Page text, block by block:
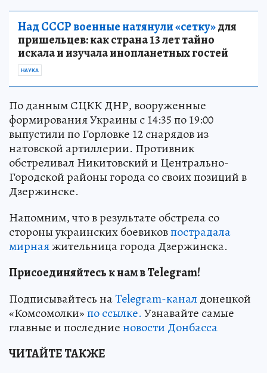
Над СССР военные натянули «сетку»для
пришельцев: как страна 13 лет тайно
искала и изучала инопланетных гостей
НАУКА
По данным СЦКК ДНР, вооруженные
формирования Украины с 14:35 по 19:00
выпустили по Горловке 12 снарядов из
натовской артиллерии. Противник
обстреливал Никитовский и Центрально-
Городской районы города со своих позиций в
Дзержинске.
Напомним, что в результате обстрела со
стороны украинских боевиковпострадала
мирнаяжительница города Дзержинска.
Присоединяйтесь к нам в Telegram!
Подписывайтесь наTelegram-канал донецкой
«Комсомолки»по ссылке. Узнавайте самые
главные и последниеновости Донбасса
ЧИТАЙТЕ ТАКЖЕ